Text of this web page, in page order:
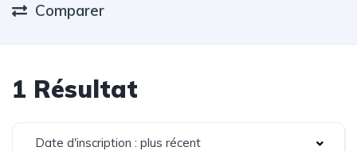
Comparer
1 Résultat
Date d'inscription : plus récent